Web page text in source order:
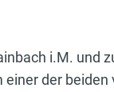
i.M.
der